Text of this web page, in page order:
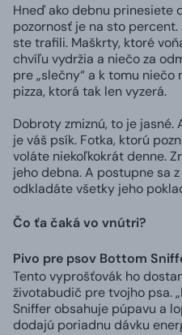
Hneď ako debnu prinesiete
pozornosť je na sto
ste trafili. Maškrty, ktoré
chvíľu vydržia a niečo za
pre „slečny“ a k tomu
pizza, ktorá tak len vyzerá.
Dobroty zmiznú, to je jasné.
je váš psík. Fotka, ktorú
voláte niekoľkokrát denne.
jeho debna. A postupne sa
odkladáte všetky jeho
Čo ťa čaká vo vnútri?
Pivo pre psov Bottom
Tento vyprošťovák ho
životabudič pre tvojho psa.
Sniffer obsahuje púpavu a
dodajú poriadnu dávku